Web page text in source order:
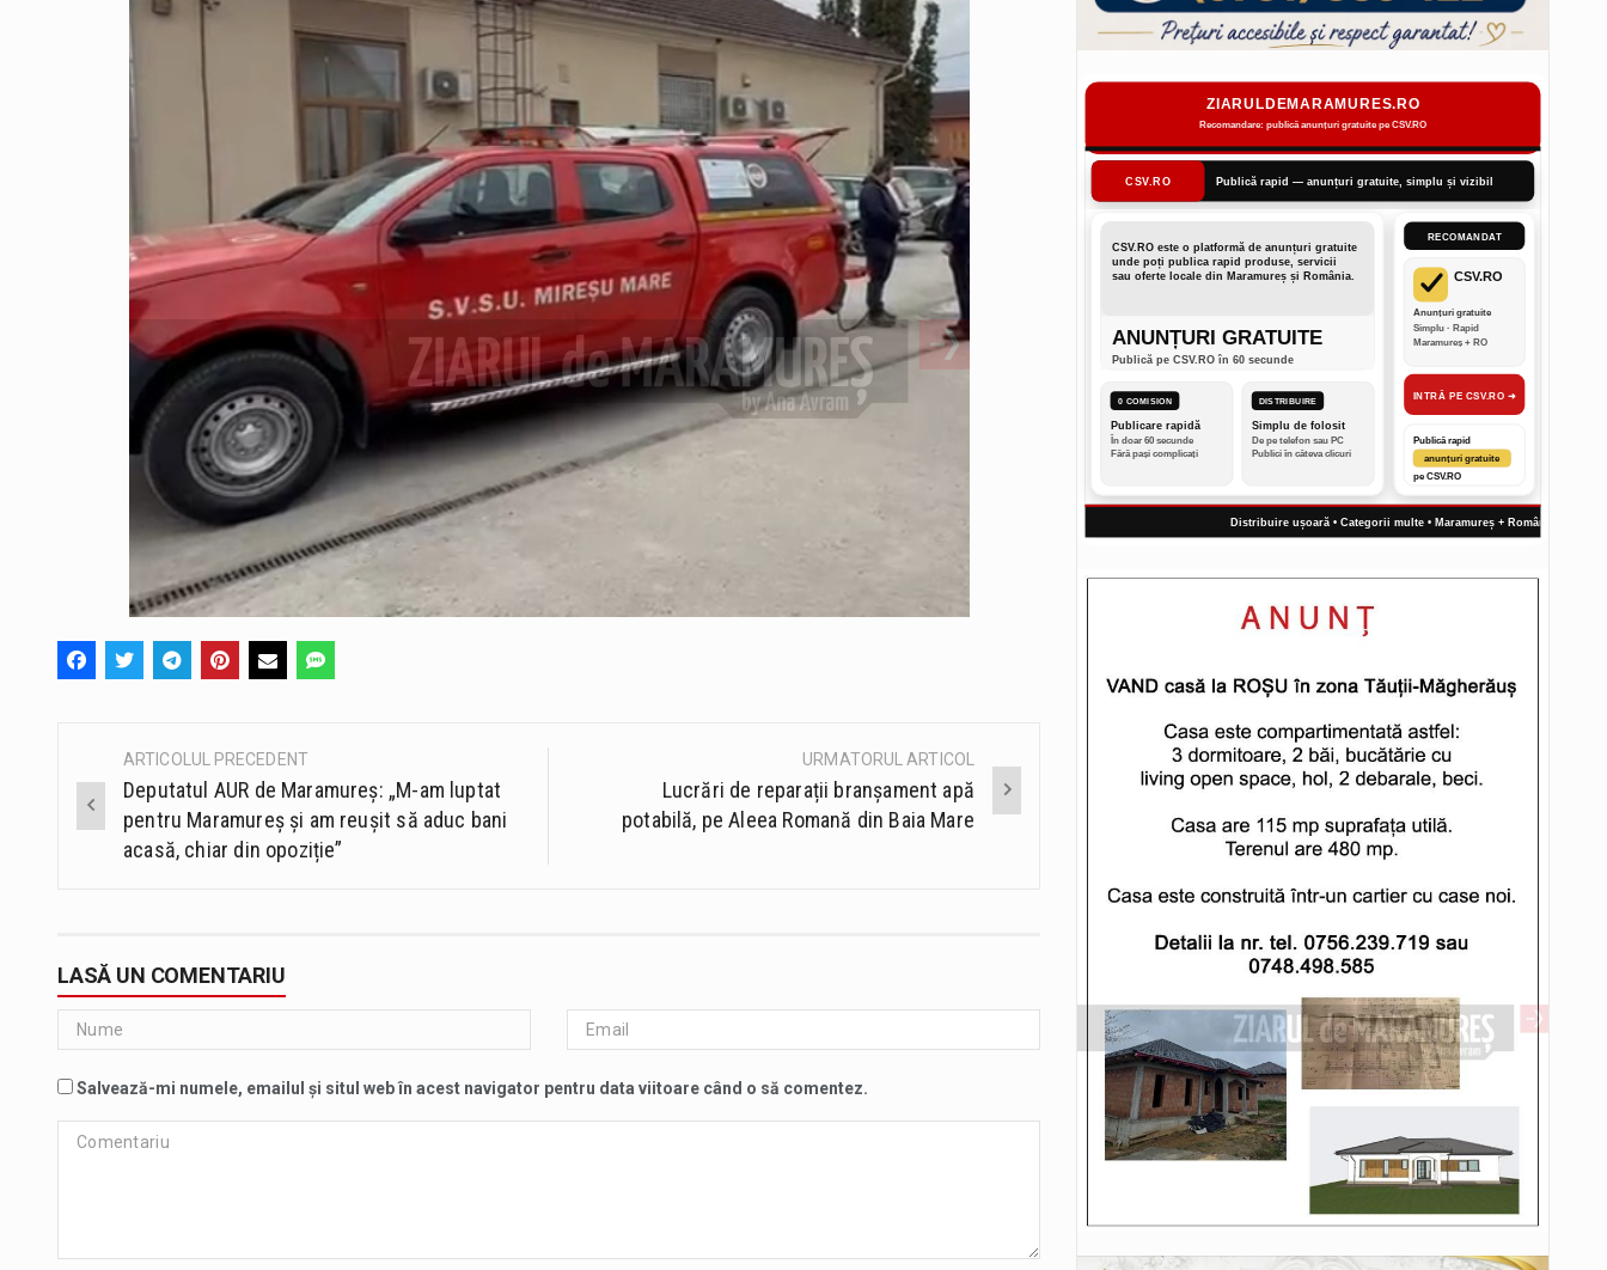
Post
navigation
ARTICOLUL PRECEDENT
Deputatul AUR de Maramureș: „M-am luptat
pentru Maramureș și am reușit să aduc bani
acasă, chiar din opoziție”
URMATORUL ARTICOL
Lucrări de reparații branșament apă
potabilă, pe Aleea Romană din Baia Mare
LASĂ UN COMENTARIU
Salvează-mi numele, emailul și situl web în acest navigator pentru data viitoare când o să comentez.